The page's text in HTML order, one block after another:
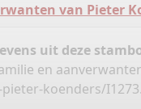
van Pieter
uit deze
en
koenders/